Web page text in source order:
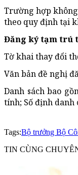
Trường hợp
theo quy định tại
Đăng ký tạm trú
Tờ khai thay đổi
Văn bản đề nghị
Danh sách bao
tính; Số định
Tags:Bộ trưởng Bộ
TIN CÙNG